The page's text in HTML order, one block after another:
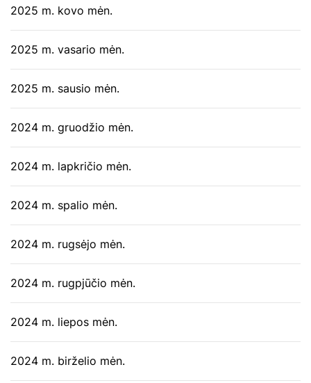
2025 m. kovo mėn.
2025 m. vasario mėn.
2025 m. sausio mėn.
2024 m. gruodžio mėn.
2024 m. lapkričio mėn.
2024 m. spalio mėn.
2024 m. rugsėjo mėn.
2024 m. rugpjūčio mėn.
2024 m. liepos mėn.
2024 m. birželio mėn.